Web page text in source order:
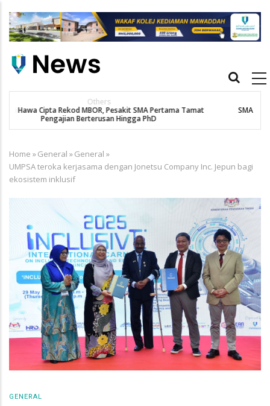
main
Main
New Straits Times
SMA patient Siti Hawa's academic excellence to PhD earns
historic MBOR recognitio
Breadcrumb
Home »General »General »
UMPSA teroka kerjasama dengan Jonetsu Company Inc. Jepun bagi
ekosistem inklusif
GENERAL